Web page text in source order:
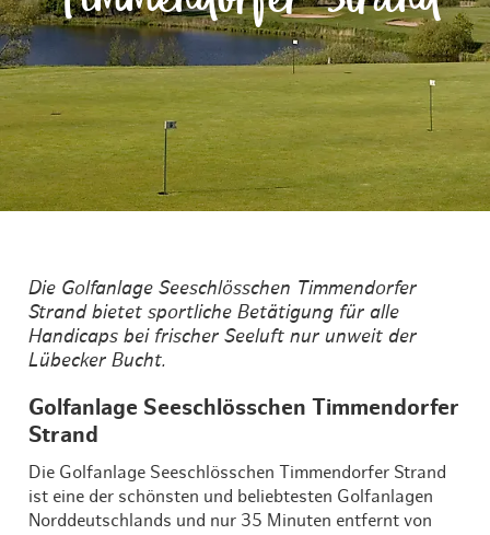
Die Golfanlage Seeschlösschen Timmendorfer
Strand bietet sportliche Betätigung für alle
Handicaps bei frischer Seeluft nur unweit der
Lübecker Bucht.
Golfanlage Seeschlösschen Timmendorfer
Strand
Die Golfanlage Seeschlösschen Timmendorfer Strand
ist eine der schönsten und beliebtesten Golfanlagen
Norddeutschlands und nur 35 Minuten entfernt von